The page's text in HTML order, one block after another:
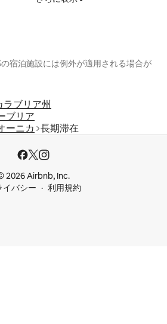
宿泊施設には例外が適用される場合が
ラブリア州
ブリア
ーニカ 長期滞在
2026 Airbnb, Inc.
イバシー
利用規約